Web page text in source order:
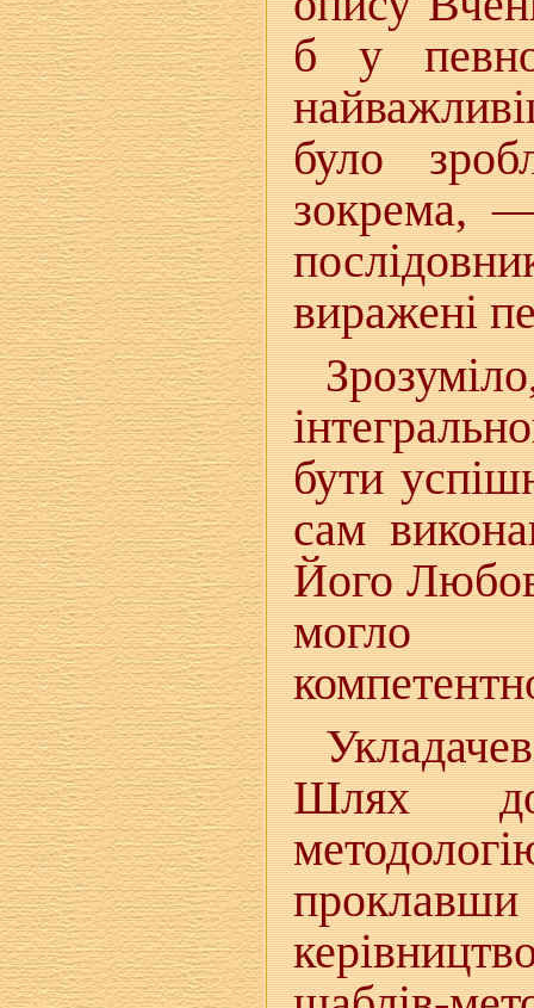
б у
було
зокрема,
виражені
бути
сам
Його Любов
могло
Шлях